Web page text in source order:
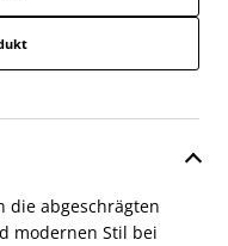
die abgeschrägten
modernen Stil bei